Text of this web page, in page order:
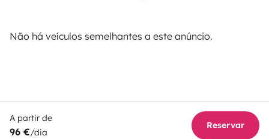
Não há veículos semelhantes a este anúncio.
A partir de
96 €/dia
Reservar